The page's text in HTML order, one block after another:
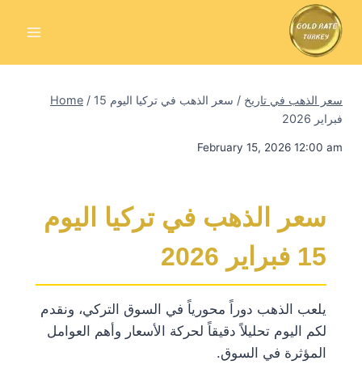
Home / سعر الذهب في تاريخ /
سعر الذهب في تركيا اليوم 15
فبراير 2026
February 15, 2026 12:00 am
سعر الذهب في تركيا اليوم
15 فبراير 2026
يلعب الذهب دوراً محورياً في السوق التركي، ونقدم
لكم اليوم تحليلاً دقيقاً لحركة الأسعار وأهم العوامل
المؤثرة في السوق.